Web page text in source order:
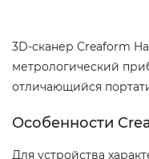
3D-сканер Creaform
метрологический
отличающийся
Особенности
Для устройства